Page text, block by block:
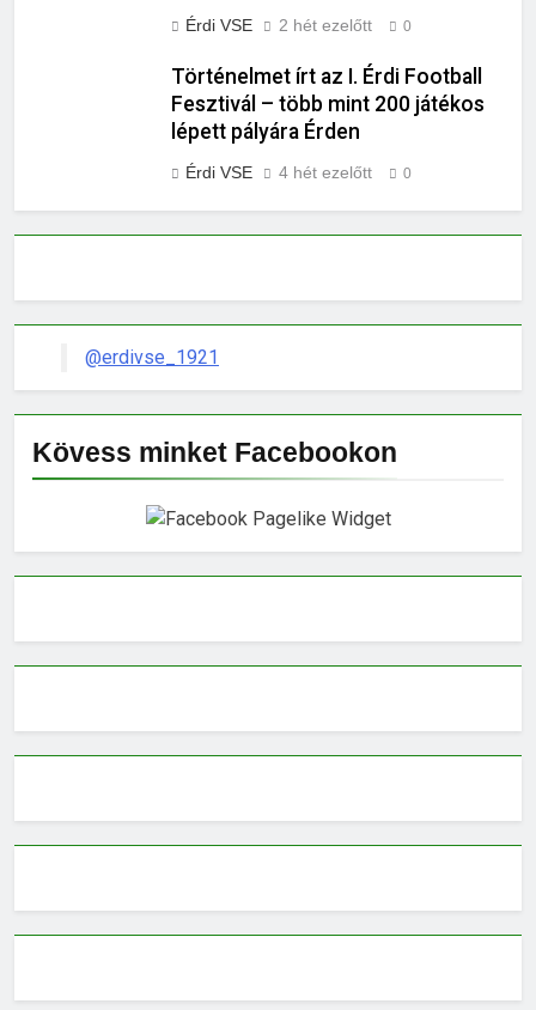
Érdi VSE 2 hét ezelőtt 0
Történelmet írt az I. Érdi Football
Fesztivál – több mint 200 játékos
lépett pályára Érden
Érdi VSE 4 hét ezelőtt 0
@erdivse_1921
Kövess minket Facebookon